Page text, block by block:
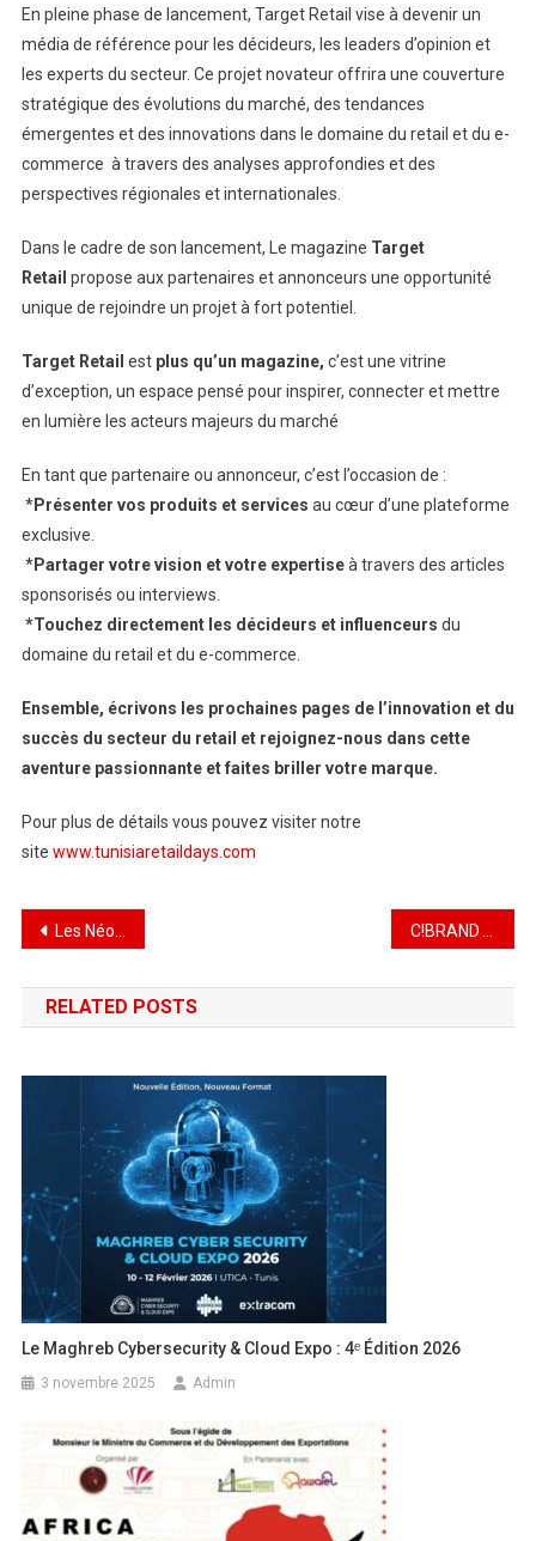
En pleine phase de lancement, Target Retail vise à devenir un
média de référence pour les décideurs, les leaders d’opinion et
les experts du secteur. Ce projet novateur offrira une couverture
stratégique des évolutions du marché, des tendances
émergentes et des innovations dans le domaine du retail et du e-
commerce à travers des analyses approfondies et des
perspectives régionales et internationales.
Dans le cadre de son lancement, Le magazine Target
Retail propose aux partenaires et annonceurs une opportunité
unique de rejoindre un projet à fort potentiel.
Target Retail est plus qu’un magazine, c’est une vitrine
d’exception, un espace pensé pour inspirer, connecter et mettre
en lumière les acteurs majeurs du marché
En tant que partenaire ou annonceur, c’est l’occasion de :
*Présenter vos produits et services au cœur d’une plateforme
exclusive.
*Partager votre vision et votre expertiseà travers des articles
sponsorisés ou interviews.
*Touchez directement les décideurs et influenceurs du
domaine du retail et du e-commerce.
Ensemble, écrivons les prochaines pages de l’innovation et du
succès du secteur du retail et rejoignez-nous dans cette
aventure passionnante et faites briller votre marque.
Pour plus de détails vous pouvez visiter notre
site www.tunisiaretaildays.com
Les Néo bouchers
RELATED POSTS
Le Maghreb Cybersecurity & Cloud Expo : 4ᵉ Édition 2026
3 novembre 2025 Admin